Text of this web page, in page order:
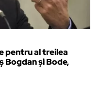
pentru al treilea
Bogdan și Bode,